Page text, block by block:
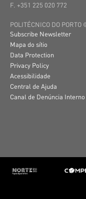
F. +351 225 020 772
POLITÉCNICO DO PORTO
Subscribe Newsletter
Mapa do sítio
Data Protection
Privacy Policy
Acessibilidade
Central de Ajuda
Canal de Denúncia Interno